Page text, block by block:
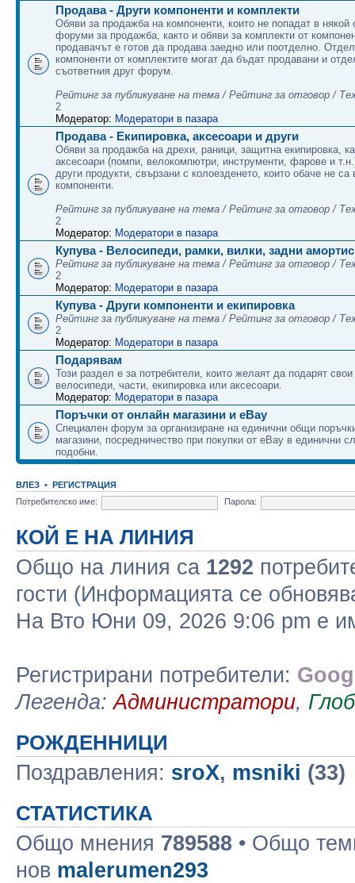
Продава - Други компоненти и комплекти
Обяви за продажба на компоненти, които не попадат в някой
форуми за продажба, както и обяви за комплекти от
продавачът е готов да продава заедно или поотделно.
компоненти от комплектите могат да бъдат продавани и
съответния друг форум.
Рейтинг за публикуване на тема / Рейтинг за отговор /
2
Модератор: Модератори в пазара
Продава - Екипировка, аксесоари и други
Обяви за продажба на дрехи, раници, защитна екипировка,
аксесоари (помпи, велокомпютри, инструменти, фарове и
други продукти, свързани с колоезденето, които обаче не са
компоненти.
Рейтинг за публикуване на тема / Рейтинг за отговор /
2
Модератор: Модератори в пазара
Купува - Велосипеди, рамки, вилки, задни
Рейтинг за публикуване на тема / Рейтинг за отговор /
2
Модератор: Модератори в пазара
Купува - Други компоненти и екипировка
Рейтинг за публикуване на тема / Рейтинг за отговор /
2
Модератор: Модератори в пазара
Подарявам
Този раздел е за потребители, които желаят да подарят свои
велосипеди, части, екипировка или аксесоари.
Модератор: Модератори в пазара
Поръчки от онлайн магазини и eBay
Специален форум за организиране на единични общи
магазини, посредничество при покупки от eBay в единични
подобни.
ВЛЕЗ • РЕГИСТРАЦИЯ
Потребителско име:
Парола:
КОЙ Е НА ЛИНИЯ
Общо на линия са 1292
гости (Информацията се
На Вто Юни 09, 2026 9:06 pm е
Регистрирани потребители:
Легенда:Администратори,
РОЖДЕННИЦИ
Поздравления: sroX, msniki (33)
СТАТИСТИКА
Общо мнения 789588 • Общо
нов malerumen293